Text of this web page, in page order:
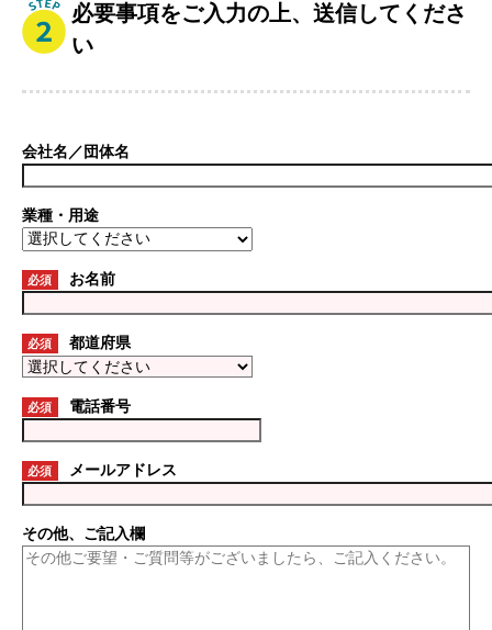
必要事項をご入力の上、送信してくださ
い
会社名／団体名
業種・用途
必須 お名前
必須 都道府県
必須 電話番号
必須 メールアドレス
その他、ご記入欄